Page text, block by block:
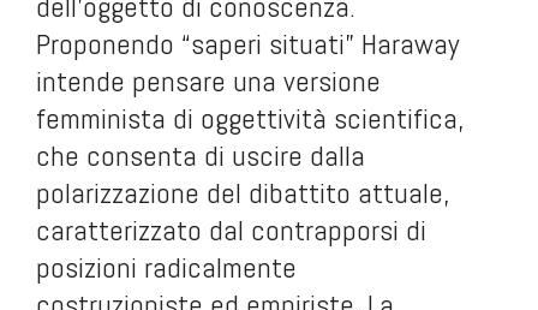
Proponendo “saperi situati” Haraway
intende pensare una versione
femminista di oggettività scientifica,
che consenta di uscire dalla
polarizzazione del dibattito attuale,
caratterizzato dal contrapporsi di
posizioni radicalmente